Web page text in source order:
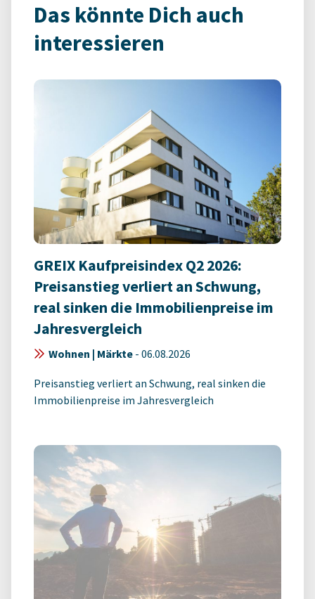
Das könnte Dich auch
interessieren
GREIX Kaufpreisindex Q2 2026:
Preisanstieg verliert an Schwung,
real sinken die Immobilienpreise im
Jahresvergleich
Wohnen | Märkte - 06.08.2026
Preisanstieg verliert an Schwung, real sinken die
Immobilienpreise im Jahresvergleich